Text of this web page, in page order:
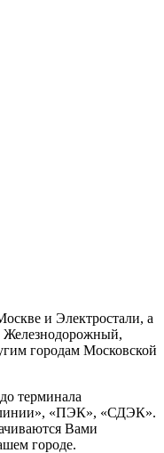
и Электростали, а
Железнодорожный,
городам Московской
терминала
«ПЭК», «СДЭК».
Вами
городе.